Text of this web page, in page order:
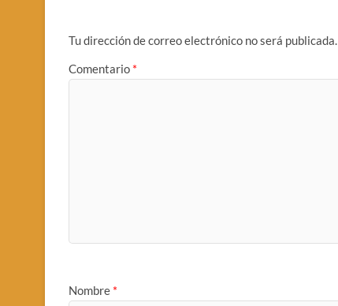
Tu dirección de correo electrónico no será publicada.
Comentario *
Nombre *